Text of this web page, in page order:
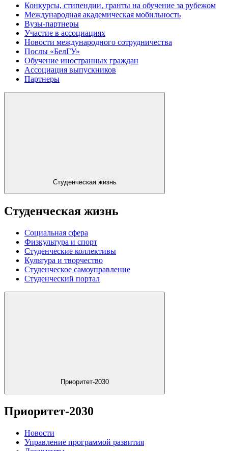
Конкурсы, стипендии, гранты на обучение за рубежом
Международная академическая мобильность
Вузы-партнеры
Участие в ассоциациях
Новости международного сотрудничества
Послы «БелГУ»
Обучение иностранных граждан
Ассоциация выпускников
Партнеры
Студенческая жизнь
Студенческая жизнь
Социальная сфера
Физкультура и спорт
Студенческие коллективы
Культура и творчество
Студенческое самоуправление
Студенческий портал
Приоритет-2030
Приоритет-2030
Новости
Управление программой развития